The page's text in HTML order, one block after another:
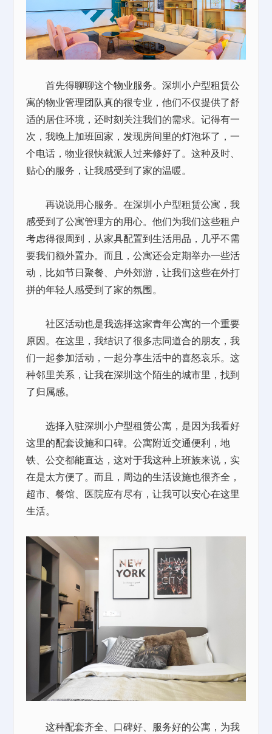
首先得聊聊这个物业服务。深圳小户型租赁公
寓的物业管理团队真的很专业，他们不仅提供了舒
适的居住环境，还时刻关注我们的需求。记得有一
次，我晚上加班回家，发现房间里的灯泡坏了，一
个电话，物业很快就派人过来修好了。这种及时、
贴心的服务，让我感受到了家的温暖。
再说说用心服务。在深圳小户型租赁公寓，我
感受到了公寓管理方的用心。他们为我们这些租户
考虑得很周到，从家具配置到生活用品，几乎不需
要我们额外置办。而且，公寓还会定期举办一些活
动，比如节日聚餐、户外郊游，让我们这些在外打
拼的年轻人感受到了家的氛围。
社区活动也是我选择这家青年公寓的一个重要
原因。在这里，我结识了很多志同道合的朋友，我
们一起参加活动，一起分享生活中的喜怒哀乐。这
种邻里关系，让我在深圳这个陌生的城市里，找到
了归属感。
选择入驻深圳小户型租赁公寓，是因为我看好
这里的配套设施和口碑。公寓附近交通便利，地
铁、公交都能直达，这对于我这种上班族来说，实
在是太方便了。而且，周边的生活设施也很齐全，
超市、餐馆、医院应有尽有，让我可以安心在这里
生活。
这种配套齐全、口碑好、服务好的公寓，为我